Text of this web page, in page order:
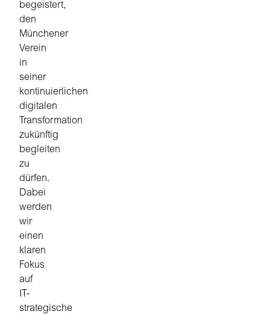
begeistert,
den
Münchener
Verein
in
seiner
kontinuierlichen
digitalen
Transformation
zukünftig
begleiten
zu
dürfen.
Dabei
werden
wir
einen
klaren
Fokus
auf
IT-
strategische